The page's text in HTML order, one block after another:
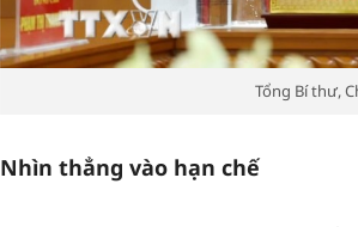
Tổng Bí thư,
Nhìn thẳng vào hạn chế